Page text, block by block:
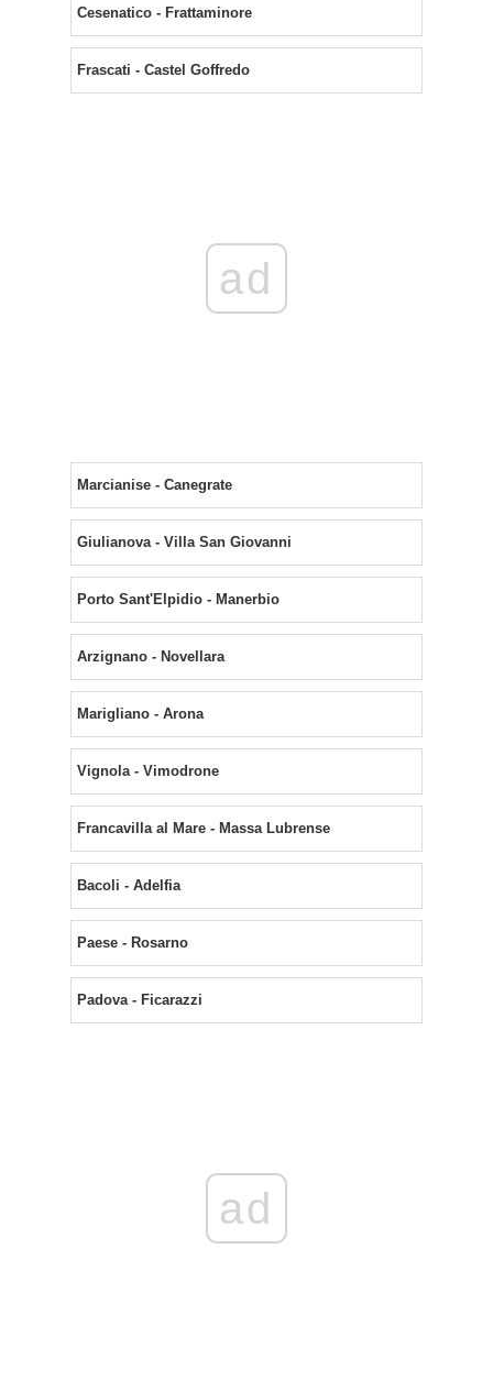
Cesenatico - Frattaminore
Frascati - Castel Goffredo
ad
Marcianise - Canegrate
Giulianova - Villa San Giovanni
Porto Sant'Elpidio - Manerbio
Arzignano - Novellara
Marigliano - Arona
Vignola - Vimodrone
Francavilla al Mare - Massa Lubrense
Bacoli - Adelfia
Paese - Rosarno
Padova - Ficarazzi
ad